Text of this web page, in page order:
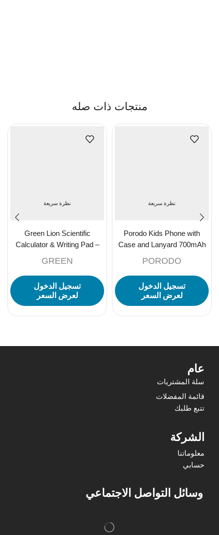
منتجات ذات صله
نظرة سريعة
Porodo Kids Phone with
Case and Lanyard 700mAh
192MB – Blue
PORODO
تسجيل الدخول
لعرض السعر
نظرة سريعة
Green Lion Scientific
Calculator & Writing Pad –
Black
GREEN
تسجيل الدخول
لعرض السعر
عام
سلة المشتريات
قائمة المفضلات
تتبع طلبك
الشركة
معلوماتنا
حسابي
وسائل التواصل الاجتماعي